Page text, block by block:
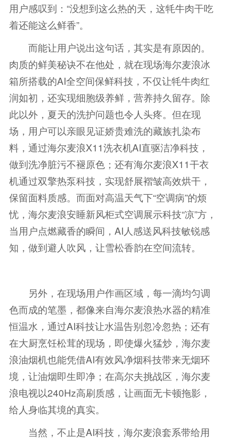
用户感叹到：“没想到这么热的天，这牦牛肉干吃
着还能这么鲜香”。
而能让用户说出这句话，其实是有原因的。
肉质的鲜美秘诀不在他处，就在现场海尔麦浪冰
箱所搭载的AI全空间保鲜科技，不仅让牦牛肉红
润如初，还实现细胞级养鲜，营养持久留存。除
此以外，夏天的洗护问题也令人头疼。但在现
场，用户可以亲眼见证娇贵难洗的藏族扎染布
料，通过海尔麦浪X11洗衣机AI直驱洁净科技，
做到洗净脏污不褪原色；还有海尔麦浪X11干衣
机通过双擎热泵科技，实现舒展褶皱高效烘干，
保留面料质感。而面对高温天气下“空调病”的烦
忧，海尔麦浪安睡新风柜式空调展示科技“凉”方，
当用户点燃藏香的瞬间，AI人感送风科技敏锐感
知，做到避人吹风，让雪松香韵在空间流转。
另外，在现场用户作画区域，每一滴均匀调
色而成的笔墨，都像来自海尔麦浪热水器的精准
恒温水，通过AI科技让水温告别忽冷忽热；还有
在大厨烹饪松茸的现场，即使爆火猛炒，海尔麦
浪油烟机也能凭借AI有效风净烟科技带来无烟环
境，让油烟即生即净；在高尔夫挑战区，海尔麦
浪电视以240Hz高刷质感，让画面无卡顿拖影，
给人身临其境的真实。
当然，不止是AI科技，海尔麦浪套系带给用